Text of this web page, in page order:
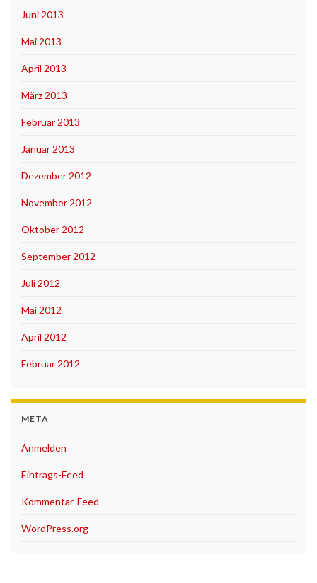
Juni 2013
Mai 2013
April 2013
März 2013
Februar 2013
Januar 2013
Dezember 2012
November 2012
Oktober 2012
September 2012
Juli 2012
Mai 2012
April 2012
Februar 2012
META
Anmelden
Eintrags-Feed
Kommentar-Feed
WordPress.org